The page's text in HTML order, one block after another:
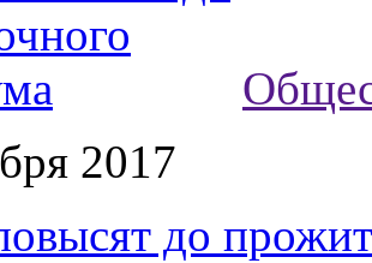
2017
до